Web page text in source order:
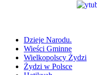
Dzieje Narodu.
Wieści Gminne
Wielkopolscy Żydzi
Żydzi w Polsce